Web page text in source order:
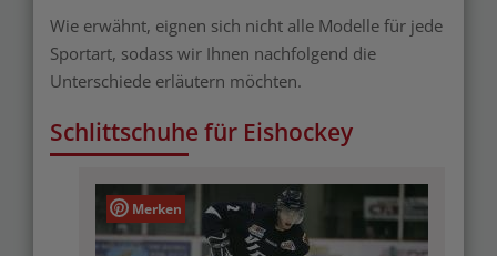
Wie erwähnt, eignen sich nicht alle Modelle für jede
Sportart, sodass wir Ihnen nachfolgend die
Unterschiede erläutern möchten.
Schlittschuhe für Eishockey
Merken